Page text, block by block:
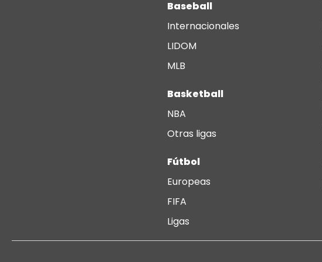
Baseball
Internacionales
LIDOM
MLB
Basketball
NBA
Otras ligas
Fútbol
Europeas
FIFA
Ligas